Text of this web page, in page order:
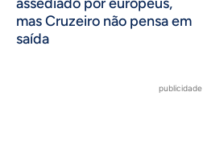
mas Cruzeiro não pensa em
saída
publicidade